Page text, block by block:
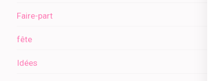
Faire-part
fête
Idées